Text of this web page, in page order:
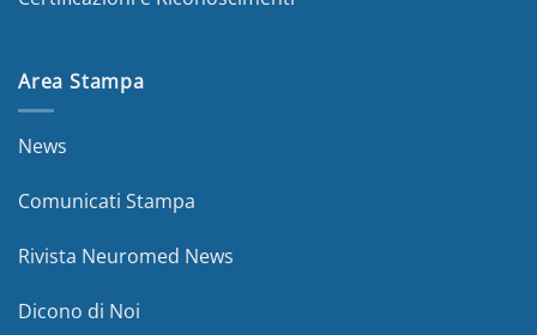
Area Stampa
News
Comunicati Stampa
Rivista Neuromed News
Dicono di Noi